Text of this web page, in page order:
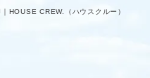
HOUSE CREW.（ハウスクルー）